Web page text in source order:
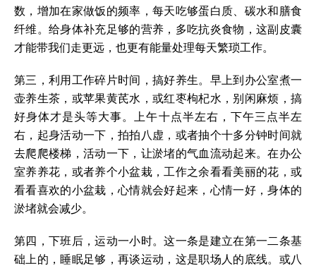
数，增加在家做饭的频率，每天吃够蛋白质、碳水和膳食
纤维。给身体补充足够的营养，多吃抗炎食物，这副皮囊
才能带我们走更远，也更有能量处理每天繁琐工作。
第三，利用工作碎片时间，搞好养生。早上到办公室煮一
壶养生茶，或苹果黄芪水，或红枣枸杞水，别闲麻烦，搞
好身体才是头等大事。上午十点半左右，下午三点半左
右，起身活动一下，拍拍八虚，或者抽个十多分钟时间就
去爬爬楼梯，活动一下，让淤堵的气血流动起来。在办公
室养养花，或者养个小盆栽，工作之余看看美丽的花，或
看看喜欢的小盆栽，心情就会好起来，心情一好，身体的
淤堵就会减少。
第四，下班后，运动一小时。这一条是建立在第一二条基
础上的，睡眠足够，再谈运动，这是职场人的底线。或八